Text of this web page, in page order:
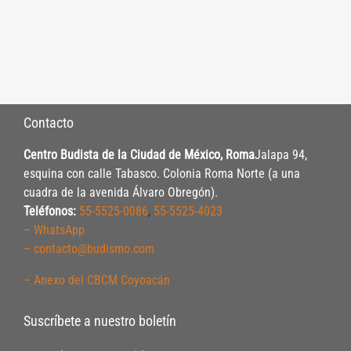
Contacto
Centro Budista de la Ciudad de México, RomaJalapa 94,
esquina con calle Tabasco. Colonia Roma Norte (a una
cuadra de la avenida Álvaro Obregón).
Teléfonos: 55-5525-0086, 55-5525-4023
– WhatsApp
– contacto@budismo.com
– Anexo del CBCM Coyoacán
Suscríbete a nuestro boletín